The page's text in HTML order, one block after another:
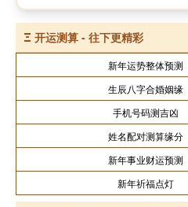
Ξ 开运测算 - 往下更精彩
新年运势整体预测
生辰八字合婚姻缘
手机号码测吉凶
姓名配对测算缘分
新年事业财运预测
新年祈福点灯